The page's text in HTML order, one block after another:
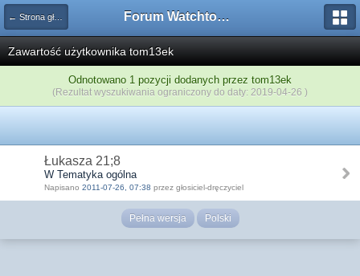
← Strona główna Forum Watchtower
Zawartość użytkownika tom13ek
Odnotowano 1 pozycji dodanych przez tom13ek
(Rezultat wyszukiwania ograniczony do daty: 2019-04-26 )
Łukasza 21;8
W Tematyka ogólna
Napisano 2011-07-26, 07:38 przez głosiciel-dręczyciel
Pełna wersja Polski